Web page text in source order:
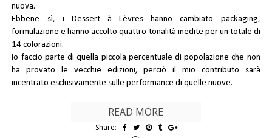
nuova.
Ebbene sì, i Dessert à Lèvres hanno cambiato packaging,
formulazione e hanno accolto quattro tonalità inedite per un totale di
14 colorazioni.
Io faccio parte di quella piccola percentuale di popolazione che non
ha provato le vecchie edizioni, perciò il mio contributo sarà
incentrato esclusivamente sulle performance di quelle nuove.
READ MORE
Share: